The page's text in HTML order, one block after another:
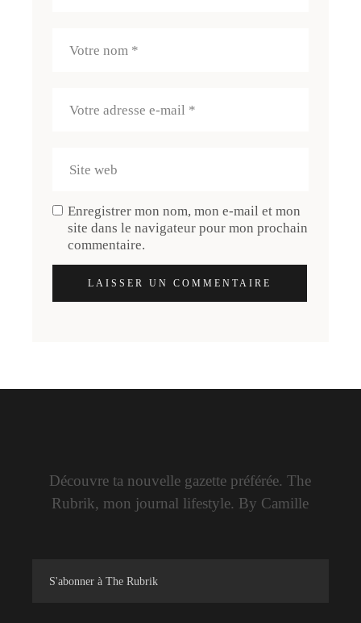
Enregistrer mon nom, mon e-mail et mon
site dans le navigateur pour mon prochain
commentaire.
LAISSER UN COMMENTAIRE
Découvre ta nouvelle gazette préférée. The
Rubrik, mon journal lifestyle. By Camille